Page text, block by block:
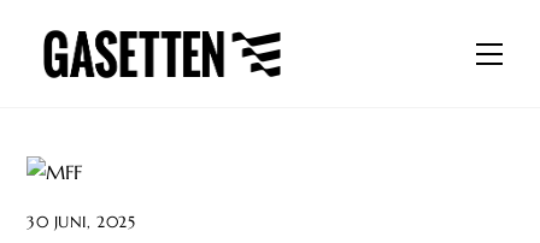
content
30 JUNI, 2025